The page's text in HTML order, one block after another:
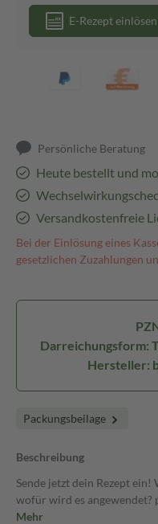
E-Rezept einlösen
Persönliche Beratung
Heute bestellt und
Versandkostenfreie
Bei der Einlösung eines
gesetzlichen Zuzahlungen
Darreichungsform:
Hersteller:
Packungsbeilage
Beschreibung
Sende jetzt dein Rezept
wofür wird es
Mehr